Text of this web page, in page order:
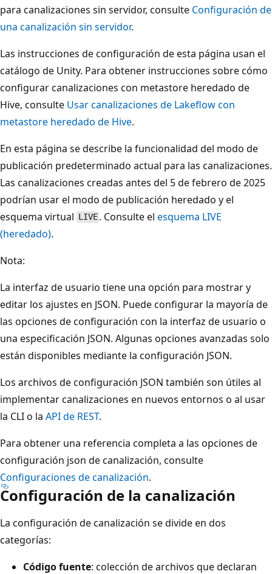
para canalizaciones sin servidor, consulte Configuración de
una canalización sin servidor.
Las instrucciones de configuración de esta página usan el
catálogo de Unity. Para obtener instrucciones sobre cómo
configurar canalizaciones con metastore heredado de
Hive, consulte Usar canalizaciones de Lakeflow con
metastore heredado de Hive.
En esta página se describe la funcionalidad del modo de
publicación predeterminado actual para las canalizaciones.
Las canalizaciones creadas antes del 5 de febrero de 2025
podrían usar el modo de publicación heredado y el
esquema virtual LIVE . Consulte elesquema LIVE
(heredado).
Nota:
La interfaz de usuario tiene una opción para mostrar y
editar los ajustes en JSON. Puede configurar la mayoría de
las opciones de configuración con la interfaz de usuario o
una especificación JSON. Algunas opciones avanzadas solo
están disponibles mediante la configuración JSON.
Los archivos de configuración JSON también son útiles al
implementar canalizaciones en nuevos entornos o al usar
la CLI o la API de REST.
Para obtener una referencia completa a las opciones de
configuración json de canalización, consulte
Configuraciones de canalización.
Configuración de la canalización
La configuración de canalización se divide en dos
categorías:
Código fuente: colección de archivos que declaran